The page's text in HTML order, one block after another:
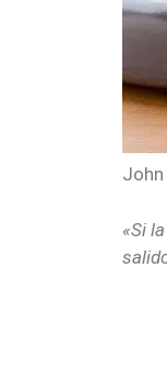
«Si